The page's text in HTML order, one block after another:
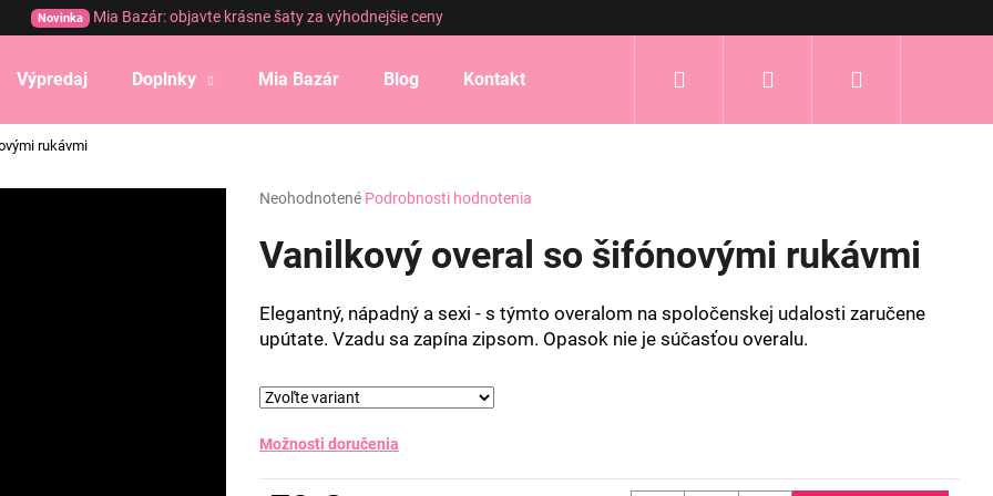
Novinka Mia Bazár: objavte krásne šaty za výhodnejšie ceny
Výpredaj Doplnky Mia Bazár Blog Kontakt Prihlásenie
rukávmi
Priemerné
produktu
je
5
hviezdičiek.
Neohodnotené Podrobnosti hodnotenia
Vanilkový overal so šifónovými rukávmi
Elegantný, nápadný a sexi - s týmto overalom na spoločenskej udalosti zaručene
upútate. Vzadu sa zapína zipsom. Opasok nie je súčasťou overalu.
Možnosti doručenia
Čo potrebujete nájsť?
HĽADAŤ